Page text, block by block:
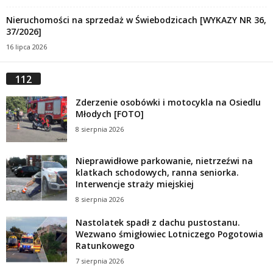
Nieruchomości na sprzedaż w Świebodzicach [WYKAZY NR 36,
37/2026]
16 lipca 2026
112
Zderzenie osobówki i motocykla na Osiedlu
Młodych [FOTO]
8 sierpnia 2026
Nieprawidłowe parkowanie, nietrzeźwi na
klatkach schodowych, ranna seniorka.
Interwencje straży miejskiej
8 sierpnia 2026
Nastolatek spadł z dachu pustostanu.
Wezwano śmigłowiec Lotniczego Pogotowia
Ratunkowego
7 sierpnia 2026